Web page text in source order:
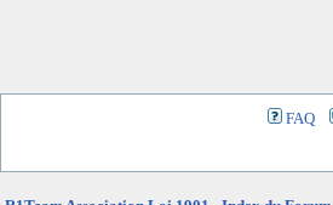
FAQ